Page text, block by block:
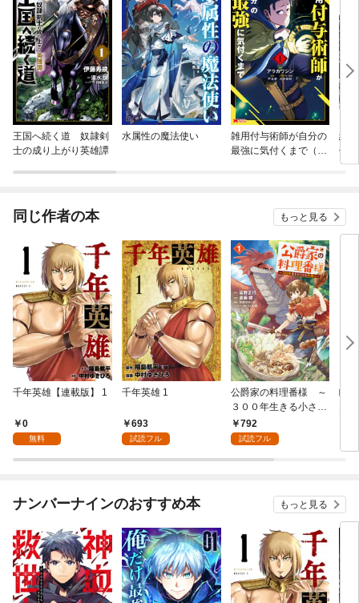
王国へ続く道 奴隷剣
士の成り上がり英雄譚
水属性の魔法使い
雑用付与術師が自分の
最強に気付くまで（コ
経
傷
同じ作者の本 もっと見る
千年英雄【連載版】 1
0
無料
千年英雄 1
693
試読フル
公爵家の料理番様 ～
３００年生きる小さな
料理人～（１）
792
試読フル
眠
ナンバーナインのおすすめ本 もっと見る